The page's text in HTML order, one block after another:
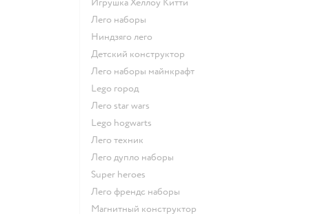
Игрушка Хеллоу Китти
Лего наборы
Ниндзяго лего
Детский конструктор
Лего наборы майнкрафт
Lego город
Лего star wars
Lego hogwarts
Лего техник
Лего дупло наборы
Super heroes
Лего френдс наборы
Магнитный конструктор